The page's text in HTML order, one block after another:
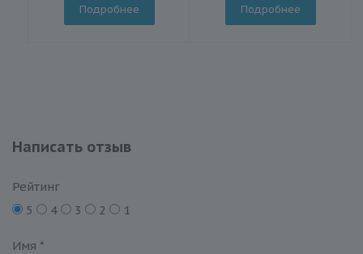
Подробнее Подробнее
Написать отзыв
Рейтинг
5
4 3 2 1
Имя *